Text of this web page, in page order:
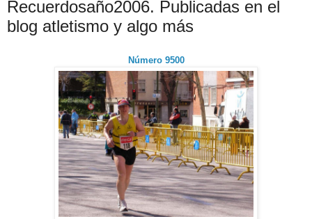
Recuerdosaño2006. Publicadas en el
blog atletismo y algo más
Número 9500